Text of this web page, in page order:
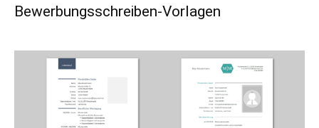
Bewerbungsschreiben-Vorlagen